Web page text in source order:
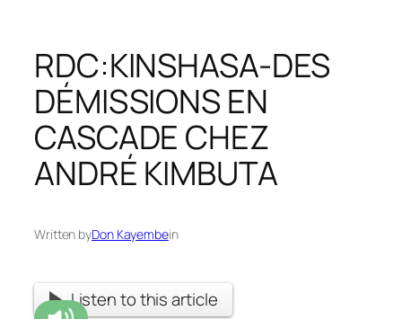
RDC:KINSHASA-DES
DÉMISSIONS EN
CASCADE CHEZ
ANDRÉ KIMBUTA
Written byDon Kayembein
Listen to this article